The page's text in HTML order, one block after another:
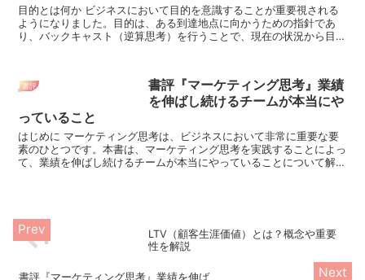
目的とは何か ビジネスにおいて目的を意識することが重要視される
ようになりました。目的は、ある到達地点に向かうための指針であ
り、バックキャスト（逆算思考）を行うことで、現在の状況から目的
書評
書評『マーケティング思考』業績
を伸ばし続けるチームが本当にや
っていること
はじめに マーケティング思考は、ビジネスにおいて非常に重要な要
素のひとつです。本書は、マーケティング思考を実践することによっ
て、業績を伸ばし続けるチームが本当にやっていることについて解説
LTV（顧客生涯価値）とは？概念や重要
性を解説
書評『マーケティング思考』業績を伸ば